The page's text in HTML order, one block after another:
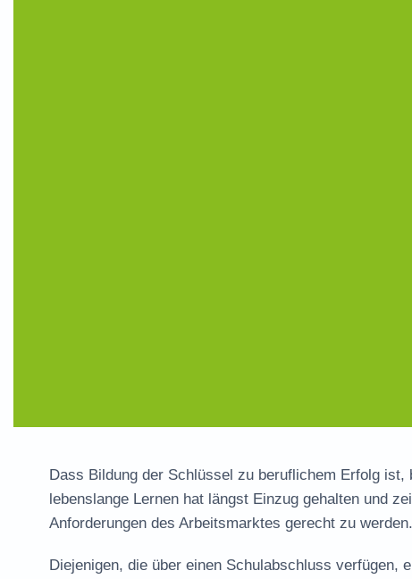
Dass Bildung der Schlüssel zu beruflichem Erfolg
lebenslange Lernen hat längst Einzug gehalten und
Anforderungen des Arbeitsmarktes gerecht zu werden.
Diejenigen, die über einen Schulabschluss verfügen,